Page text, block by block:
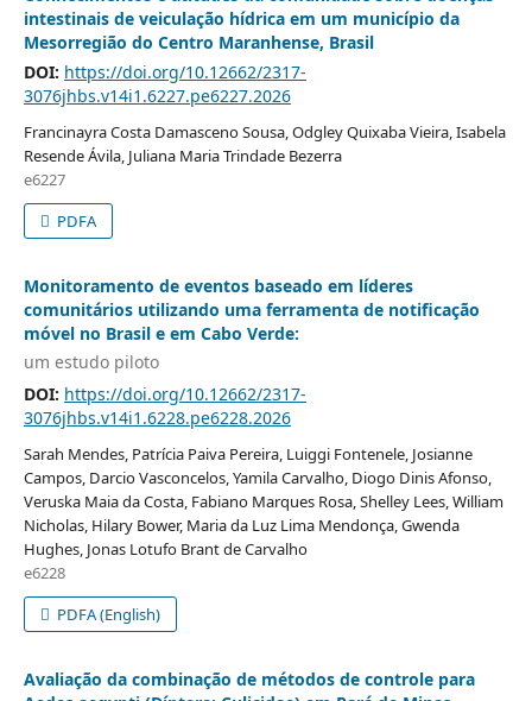
intestinais de veiculação hídrica em um município da
Mesorregião do Centro Maranhense, Brasil
DOI: https://doi.org/10.12662/2317-
3076jhbs.v14i1.6227.pe6227.2026
Francinayra Costa Damasceno Sousa, Odgley Quixaba Vieira, Isabela
Resende Ávila, Juliana Maria Trindade Bezerra
e6227
PDFA
Monitoramento de eventos baseado em líderes
comunitários utilizando uma ferramenta de notificação
móvel no Brasil e em Cabo Verde:
um estudo piloto
DOI: https://doi.org/10.12662/2317-
3076jhbs.v14i1.6228.pe6228.2026
Sarah Mendes, Patrícia Paiva Pereira, Luiggi Fontenele, Josianne
Campos, Darcio Vasconcelos, Yamila Carvalho, Diogo Dinis Afonso,
Veruska Maia da Costa, Fabiano Marques Rosa, Shelley Lees, William
Nicholas, Hilary Bower, Maria da Luz Lima Mendonça, Gwenda
Hughes, Jonas Lotufo Brant de Carvalho
e6228
PDFA (English)
Avaliação da combinação de métodos de controle para